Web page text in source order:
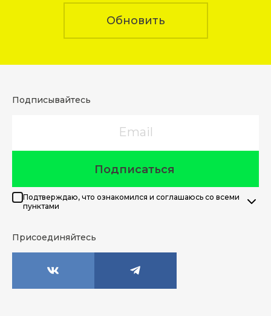
Обновить
Подписывайтесь
Подписаться
Подтверждаю, что ознакомился и соглашаюсь со всеми
пунктами
Присоединяйтесь